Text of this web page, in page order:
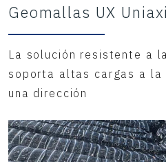
Geomallas UX
La solución resistente a
soporta altas cargas a la
una dirección